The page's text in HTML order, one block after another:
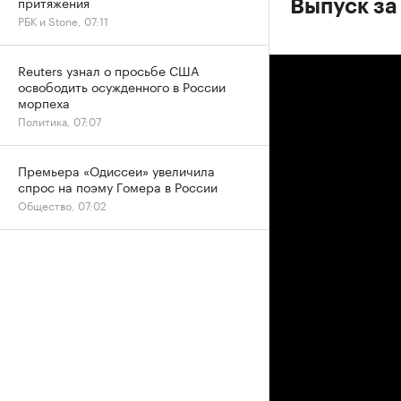
Выпуск
РБК и Stone, 07:11
Reuters узнал о просьбе США
освободить осужденного в России
морпеха
Политика, 07:07
Премьера «Одиссеи» увеличила
спрос на поэму Гомера в России
Общество, 07:02